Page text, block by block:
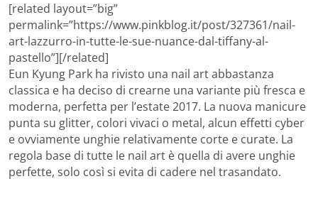
[related layout=”big”
permalink=”https://www.pinkblog.it/post/327361/nail-
art-lazzurro-in-tutte-le-sue-nuance-dal-tiffany-al-
pastello”][/related]
Eun Kyung Park ha rivisto una nail art abbastanza
classica e ha deciso di crearne una variante più fresca e
moderna, perfetta per l’estate 2017. La nuova manicure
punta su glitter, colori vivaci o metal, alcun effetti cyber
e ovviamente unghie relativamente corte e curate. La
regola base di tutte le nail art è quella di avere unghie
perfette, solo così si evita di cadere nel trasandato.